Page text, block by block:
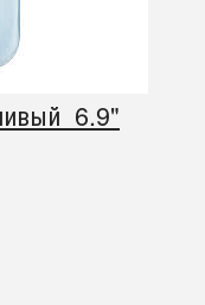
6.9"